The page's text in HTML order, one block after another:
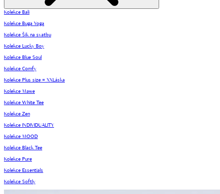
Kolekce Bali
Kolekce Buga Yoga
Kolekce Šik na svatbu
Kolekce Lucky Boy
Kolekce Blue Soul
Kolekce Comfy
Kolekce Plus size = XXLáska
Kolekce Mawe
Kolekce White Tee
Kolekce Zen
Kolekce INDIVIDUALITY
Kolekce MOOD
Kolekce Black Tee
Kolekce Pure
Kolekce Essentials
Kolekce Softly